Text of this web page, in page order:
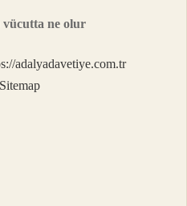
vücutta ne olur
adalyadavetiye.com.tr
Sitemap